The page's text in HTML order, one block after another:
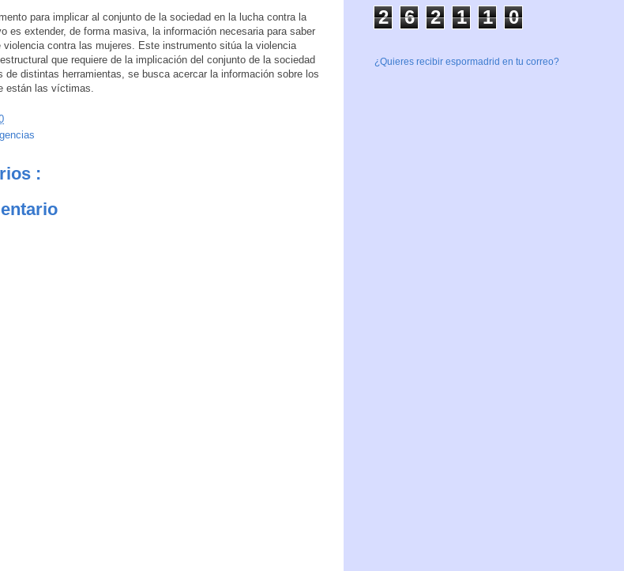
para implicar al conjunto de la sociedad en la lucha contra la
es extender, de forma masiva, la información necesaria para saber
contra las mujeres. Este instrumento sitúa la violencia
que requiere de la implicación del conjunto de la sociedad
de distintas herramientas, se busca acercar la información sobre los
están las víctimas.
:
2 6 2 1 1 0
¿Quieres recibir espormadrid en tu correo?